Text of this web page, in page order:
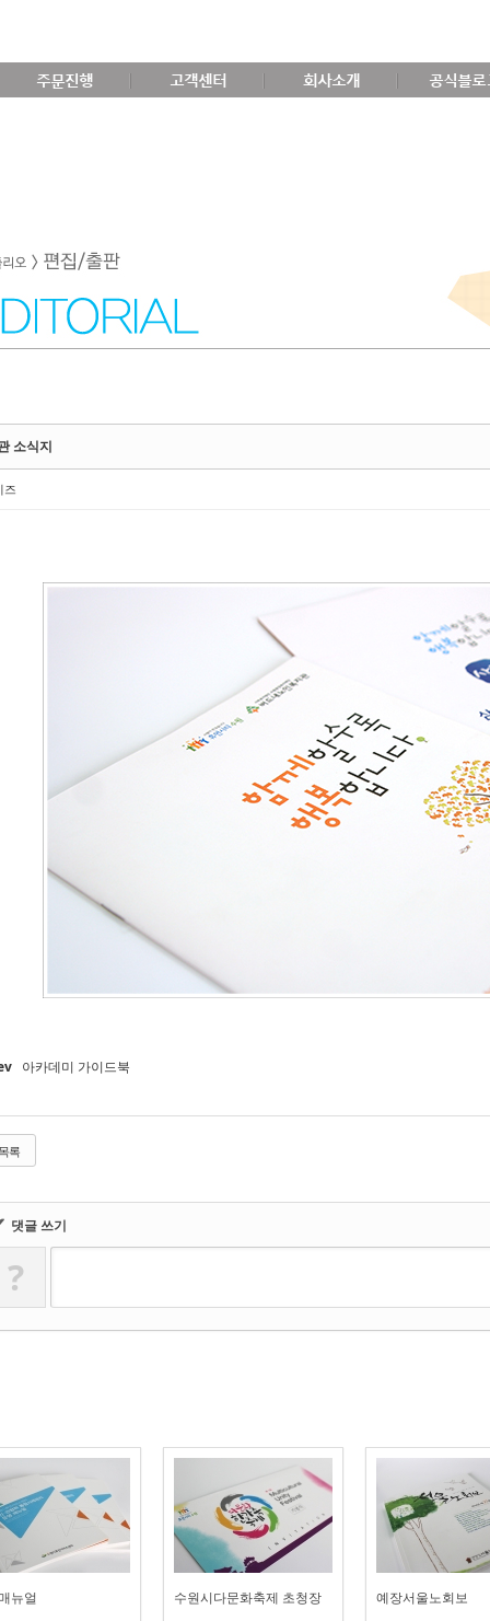
주문진행 고객센터 회사소개 공식블로
소식지
즈
아카데미 가이드북
록
댓글 쓰기
?
뉴얼 수원시다문화축제 초청장 예장서울노회보